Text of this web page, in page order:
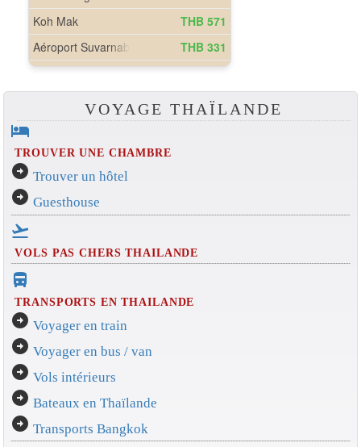
VOYAGE THAÏLANDE
hotel
TROUVER UNE CHAMBRE
arrow_circle_right Trouver un hôtel
arrow_circle_right Guesthouse
flight_takeoff
VOLS PAS CHERS THAILANDE
directions_bus_filled
TRANSPORTS EN THAILANDE
arrow_circle_right Voyager en train
arrow_circle_right Voyager en bus / van
arrow_circle_right Vols intérieurs
arrow_circle_right Bateaux en Thaïlande
arrow_circle_right Transports Bangkok